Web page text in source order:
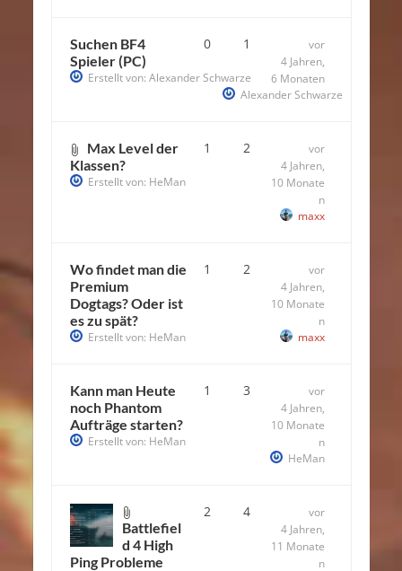
Suchen BF4
Spieler (PC)
Erstellt von: Alexander Schwarze
0 1
vor
4 Jahren,
6 Monaten
Alexander Schwarze
Max Level der
Klassen?
Erstellt von: HeMan
1 2
vor
4 Jahren,
10 Monate
n
maxx
Wo findet man die
Premium
Dogtags? Oder ist
es zu spät?
Erstellt von: HeMan
1 2
vor
4 Jahren,
10 Monate
n
maxx
Kann man Heute
noch Phantom
Aufträge starten?
Erstellt von: HeMan
1 3
vor
4 Jahren,
10 Monate
n
HeMan
Battlefiel
d 4 High
Ping Probleme
2 4
vor
4 Jahren,
11 Monate
n